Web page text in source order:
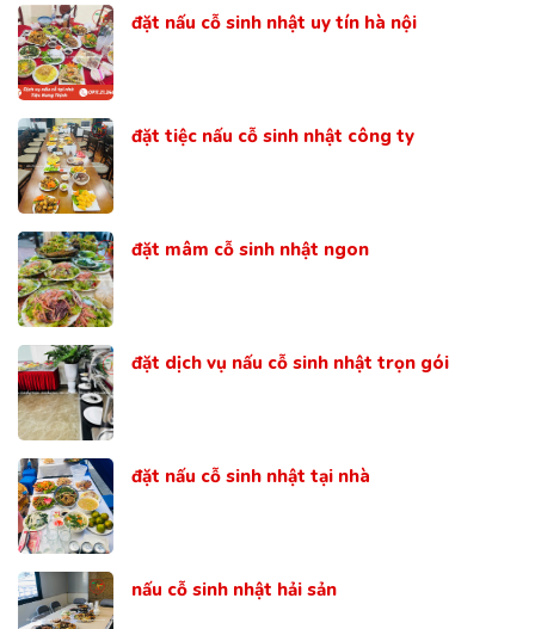
đặt nấu cỗ sinh nhật uy tín hà nội
đặt tiệc nấu cỗ sinh nhật công ty
đặt mâm cỗ sinh nhật ngon
đặt dịch vụ nấu cỗ sinh nhật trọn gói
đặt nấu cỗ sinh nhật tại nhà
nấu cỗ sinh nhật hải sản